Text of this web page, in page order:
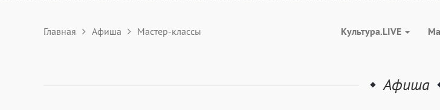
Главная Афиша Мастер-классы Культура.LIVE
Афиша